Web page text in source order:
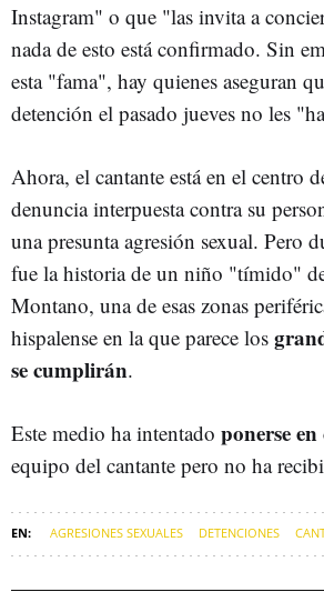
Instagram" o que "las invita a
nada de esto está confirmado. Sin
esta "fama", hay quienes aseguran
detención el pasado jueves no les
Ahora, el cantante está en el centro
denuncia interpuesta contra su
una presunta agresión sexual. Pero
fue la historia de un niño "tímido"
Montano, una de esas zonas
hispalense en la que parece los
se cumplirán.
Este medio ha intentado ponerse
equipo del cantante pero no ha
AGRESIONES SEXUALES DETENCIONES